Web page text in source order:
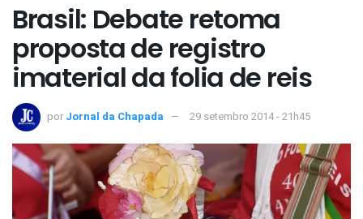
Brasil: Debate retoma
proposta de registro
imaterial da folia de reis
por Jornal da Chapada 29 setembro 2014 - 21h45